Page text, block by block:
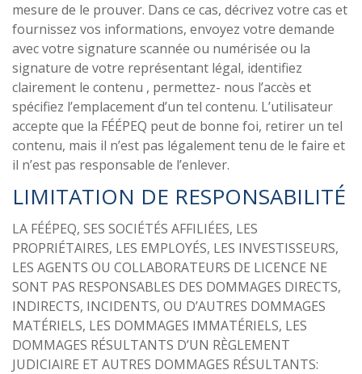
mesure de le prouver. Dans ce cas, décrivez votre cas et
fournissez vos informations, envoyez votre demande
avec votre signature scannée ou numérisée ou la
signature de votre représentant légal, identifiez
clairement le contenu , permettez- nous l’accès et
spécifiez l’emplacement d’un tel contenu. L’utilisateur
accepte que la FÉÉPEQ peut de bonne foi, retirer un tel
contenu, mais il n’est pas légalement tenu de le faire et
il n’est pas responsable de l’enlever.
LIMITATION DE RESPONSABILITÉ
LA FÉÉPEQ, SES SOCIÉTÉS AFFILIÉES, LES
PROPRIÉTAIRES, LES EMPLOYÉS, LES INVESTISSEURS,
LES AGENTS OU COLLABORATEURS DE LICENCE NE
SONT PAS RESPONSABLES DES DOMMAGES DIRECTS,
INDIRECTS, INCIDENTS, OU D’AUTRES DOMMAGES
MATÉRIELS, LES DOMMAGES IMMATÉRIELS, LES
DOMMAGES RÉSULTANTS D’UN RÈGLEMENT
JUDICIAIRE ET AUTRES DOMMAGES RÉSULTANTS: